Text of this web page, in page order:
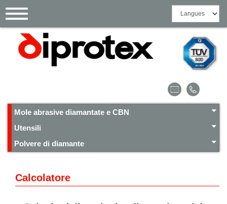
Toggle
navigation
Mole abrasive diamantate e CBN
Utensili
Polvere di diamante
Calcolatore